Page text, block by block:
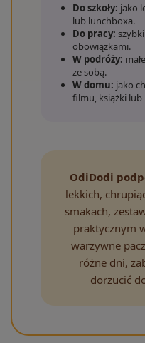
Do szkoły: jako
lub lunchboxa.
Do pracy:
obowiązkami.
W podróży:
ze sobą.
W domu: jako
filmu, książki lub
OdiDodi
lekkich,
smakach,
praktycznym
warzywne
różne dni,
dorzucić